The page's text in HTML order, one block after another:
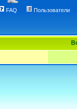
FAQ Пользователи